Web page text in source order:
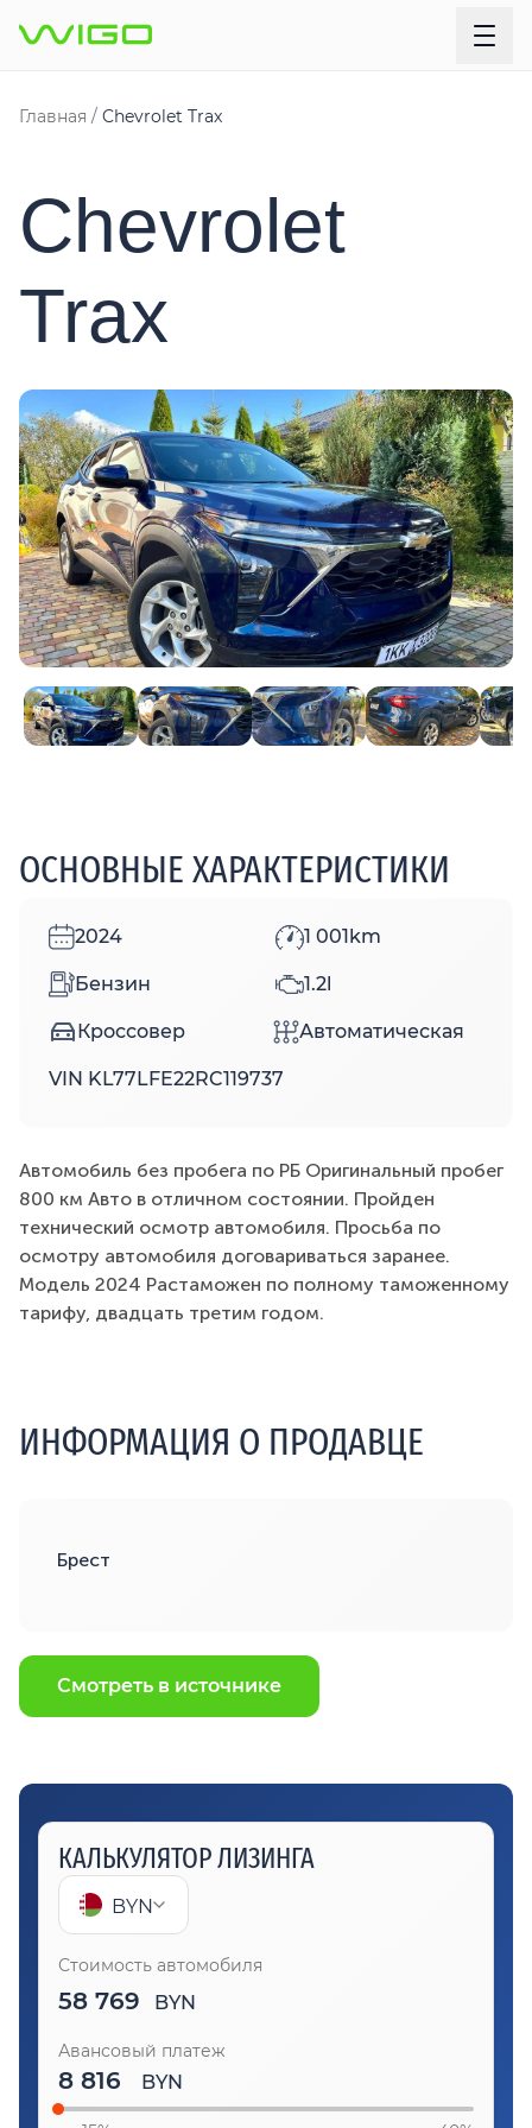
Главная Chevrolet Trax
Chevrolet
Trax
ОСНОВНЫЕ ХАРАКТЕРИСТИКИ
2024 1 001km
Бензин 1.2l
Кроссовер Автоматическая
VIN KL77LFE22RC119737
Автомобиль без пробега по РБ Оригинальный пробег
800 км Авто в отличном состоянии. Пройден
технический осмотр автомобиля. Просьба по
осмотру автомобиля договариваться заранее.
Модель 2024 Растаможен по полному таможенному
тарифу, двадцать третим годом.
ИНФОРМАЦИЯ О ПРОДАВЦЕ
Брест
Смотреть в источнике
КАЛЬКУЛЯТОР ЛИЗИНГА
BYN
Стоимость автомобиля
58 769 BYN
Авансовый платеж
BYN